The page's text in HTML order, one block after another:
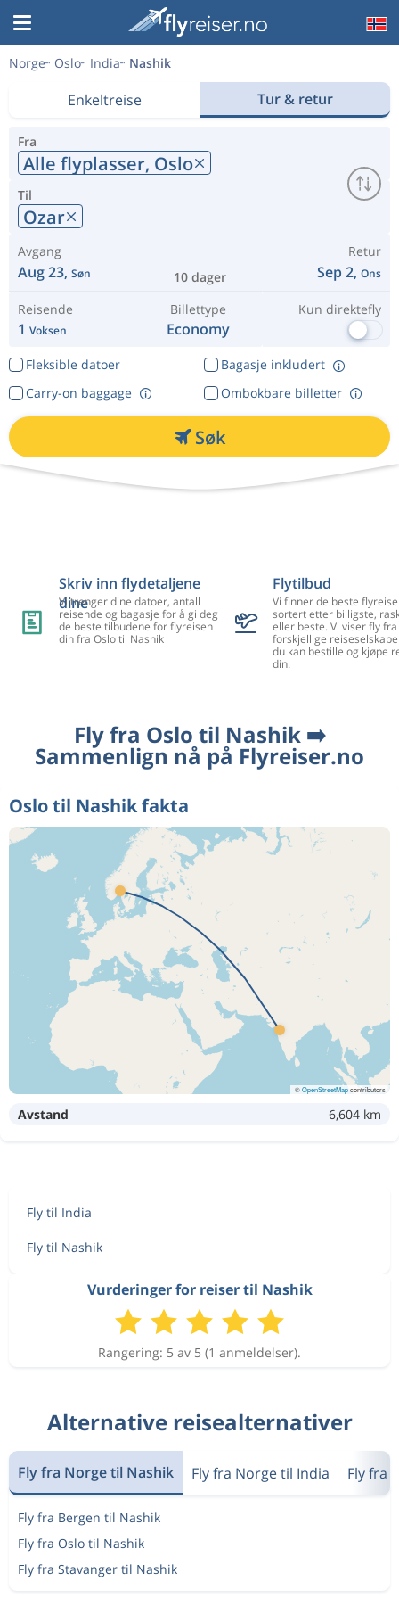
Norge Oslo India Nashik
Enkeltreise Tur & retur
Fra
Alle flyplasser, Oslo
Til
Ozar
Avgang
Aug 23, Søn 10 dager
Retur
Sep 2, Ons
Reisende
1 Voksen
Billettype
Economy
Kun direktefly
Fleksible datoer
Bagasje inkludert
Ombokbare billetter
Carry-on baggage
Søk
Skriv inn flydetaljene
dine
Vi trenger dine datoer, antall
reisende og bagasje for å gi deg
de beste tilbudene for flyreisen
din fra Oslo til Nashik
Flytilbud
Vi finner de beste
sortert etter billigste,
eller beste. Vi viser fly
forskjellige
du kan bestille og kjøpe
din.
Fly fra Oslo til Nashik ➡️
Sammenlign nå på Flyreiser.no
Oslo til Nashik fakta
©OpenStreetMapcontributors
Avstand 6,604 km
Fly til India
Fly til Nashik
Vurderinger for reiser til Nashik
Rangering: 5 av 5 (1 anmeldelser).
Alternative reisealternativer
Fly fra Norge til Nashik Fly fra Norge til India Fly fra
Fly fra Bergen til Nashik
Fly fra Oslo til Nashik
Fly fra Stavanger til Nashik